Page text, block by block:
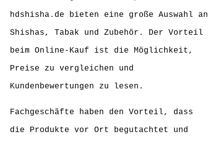
hdshisha.de bieten eine große Auswahl an
Shishas, Tabak und Zubehör. Der Vorteil
beim Online-Kauf ist die Möglichkeit,
Preise zu vergleichen und
Kundenbewertungen zu lesen.
Fachgeschäfte haben den Vorteil, dass
die Produkte vor Ort begutachtet und